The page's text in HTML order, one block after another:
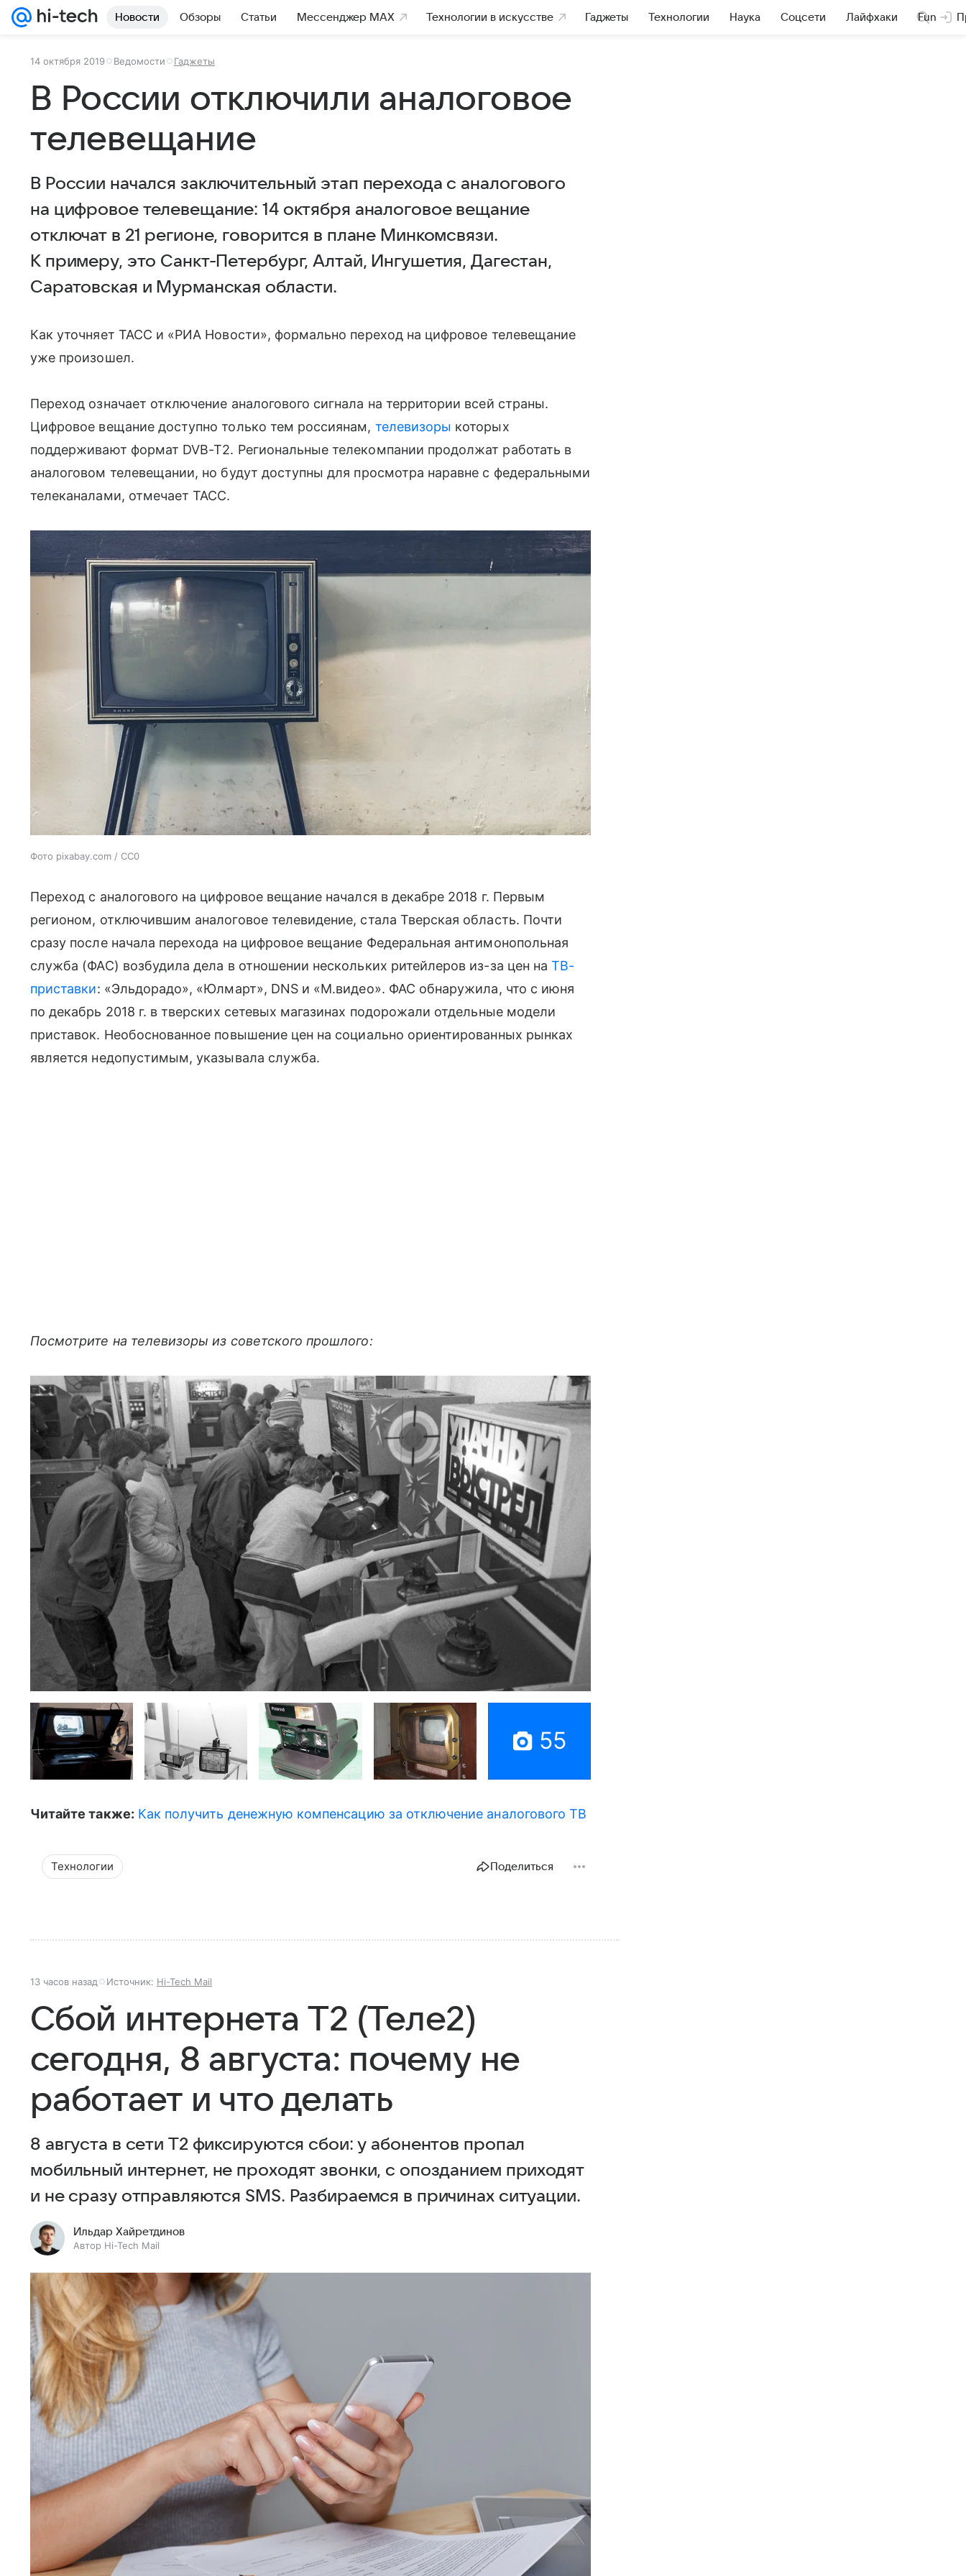
Новости Обзоры Статьи Мессенджер MAX Технологии в искусстве Гаджеты Технологии Наука Соцсети Лайфхаки Fun
14 октября 2019 Ведомости Гаджеты
В России отключили аналоговое
телевещание
В России начался заключительный этап перехода с аналогового
на цифровое телевещание: 14 октября аналоговое вещание
отключат в 21 регионе, говорится в плане Минкомсвязи.
К примеру, это Санкт-Петербург, Алтай, Ингушетия, Дагестан,
Саратовская и Мурманская области.
Как уточняет ТАСС и «РИА Новости», формально переход на цифровое телевещание
уже произошел.
Переход означает отключение аналогового сигнала на территории всей страны.
Цифровое вещание доступно только тем россиянам, телевизоры которых
поддерживают формат DVB-T2. Региональные телекомпании продолжат работать в
аналоговом телевещании, но будут доступны для просмотра наравне с федеральными
телеканалами, отмечает ТАСС.
Фото pixabay.com / CC0
Переход с аналогового на цифровое вещание начался в декабре 2018 г. Первым
регионом, отключившим аналоговое телевидение, стала Тверская область. Почти
сразу после начала перехода на цифровое вещание Федеральная антимонопольная
служба (ФАС) возбудила дела в отношении нескольких ритейлеров из-за цен наТВ-
приставки: «Эльдорадо», «Юлмарт», DNS и «М.видео». ФАС обнаружила, что с июня
по декабрь 2018 г. в тверских сетевых магазинах подорожали отдельные модели
приставок. Необоснованное повышение цен на социально ориентированных рынках
является недопустимым, указывала служба.
Посмотрите на телевизоры из советского прошлого:
55
Читайте также: Как получить денежную компенсацию за отключение аналогового ТВ
Технологии Поделиться
13 часов назад Источник: Hi-Tech Mail
Сбой интернета T2 (Теле2)
сегодня, 8 августа: почему не
работает и что делать
8 августа в сети T2 фиксируются сбои: у абонентов пропал
мобильный интернет, не проходят звонки, с опозданием приходят
и не сразу отправляются SMS. Разбираемся в причинах ситуации.
Ильдар Хайретдинов
Автор Hi-Tech Mail